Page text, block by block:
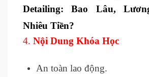
Detailing: Bao Lâu,
Nhiêu Tiền?
4. Nội Dung Khóa Học
An toàn lao động.